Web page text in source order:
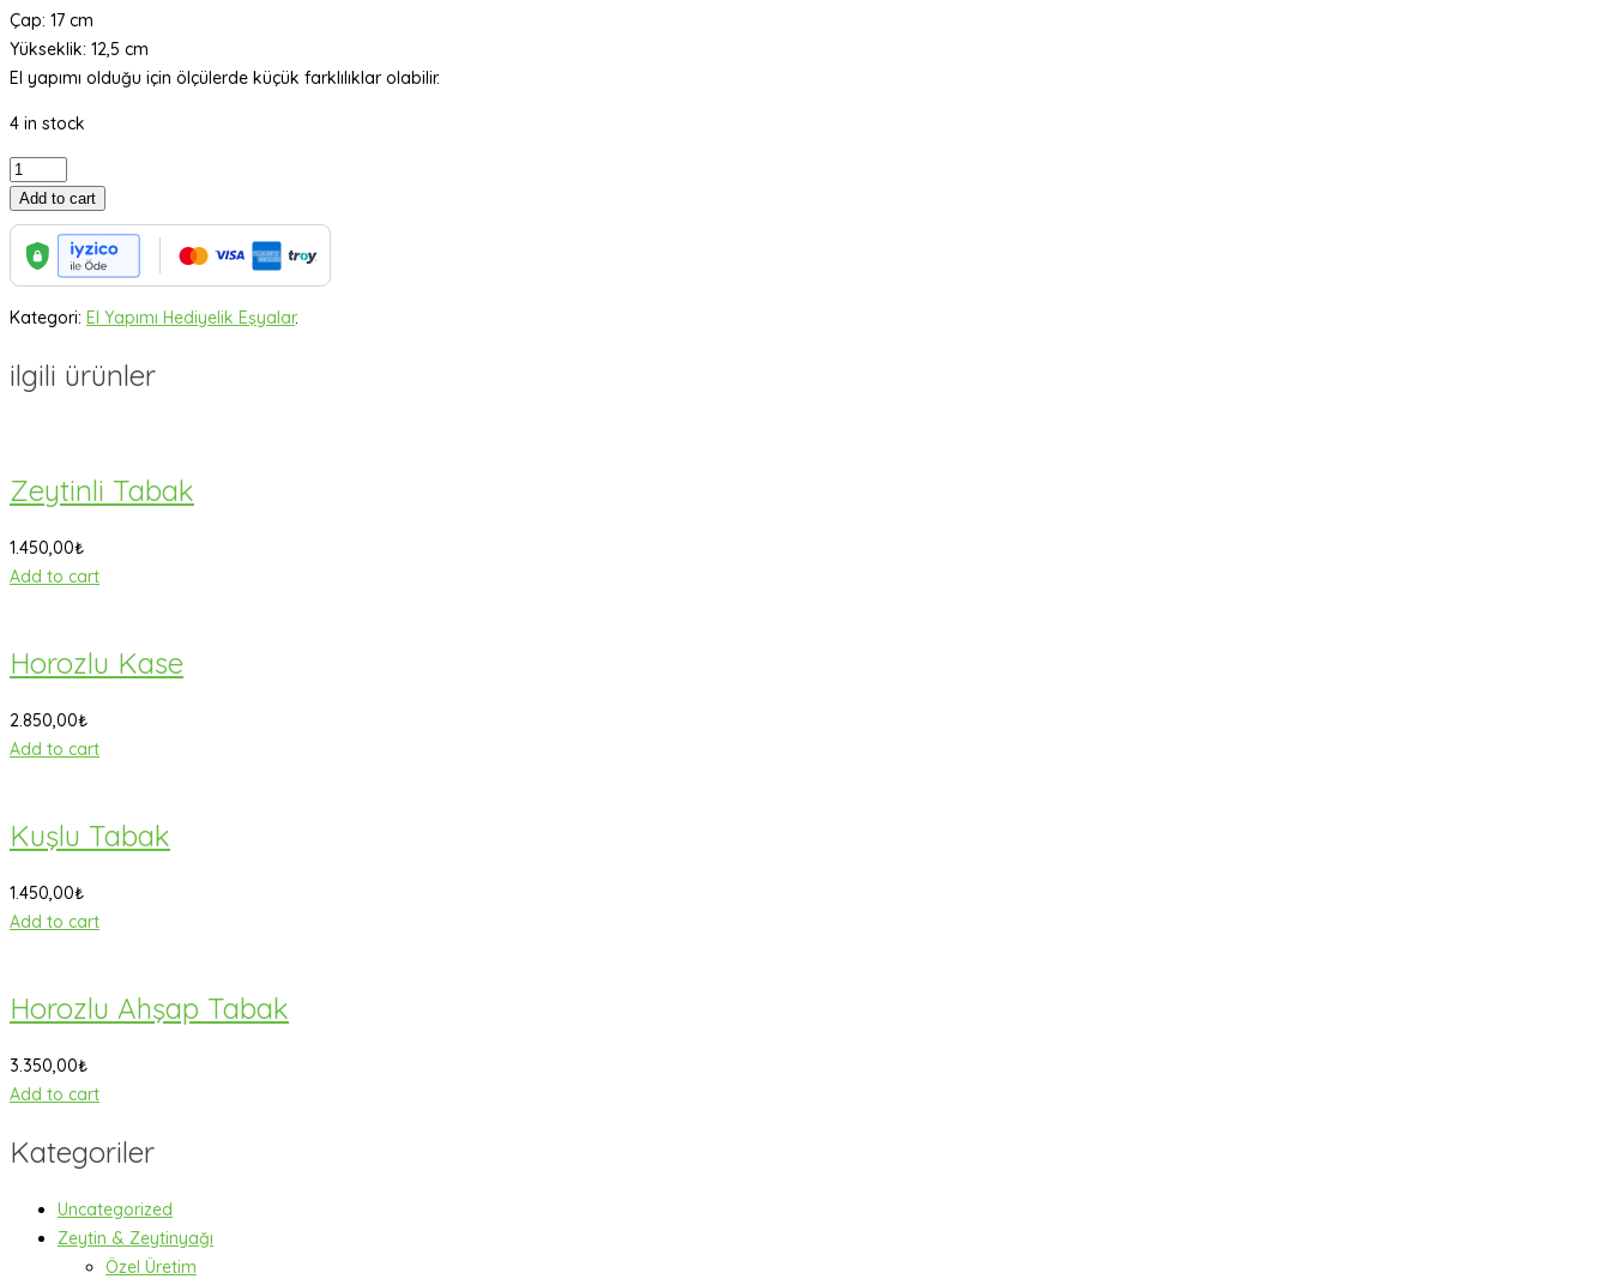
Çap: 17 cm
Yükseklik: 12,5 cm
El yapımı olduğu için ölçülerde küçük farklılıklar olabilir.
4 in stock
Zeytinli
Ayaklı
Tabak
quantity
Add to cart
Kategori: El Yapımı Hediyelik Eşyalar.
ilgili ürünler
Zeytinli Tabak
1.450,00₺
Add to cart
Horozlu Kase
2.850,00₺
Add to cart
Kuşlu Tabak
1.450,00₺
Add to cart
Horozlu Ahşap Tabak
3.350,00₺
Add to cart
Kategoriler
Uncategorized
Zeytin & Zeytinyağı
Özel Üretim